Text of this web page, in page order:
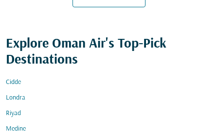
Explore Oman Air's Top-Pick
Destinations
Cidde
Londra
Riyad
Medine